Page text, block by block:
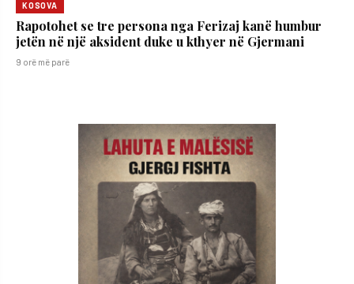
KOSOVA
Rapotohet se tre persona nga Ferizaj kanë humbur
jetën në një aksident duke u kthyer në Gjermani
9 orë më parë